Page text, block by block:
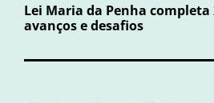
Lei Maria da Penha
avanços e desafios